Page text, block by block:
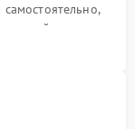
на сайте